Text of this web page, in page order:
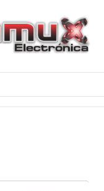
TECNOLOGIA
Dupont